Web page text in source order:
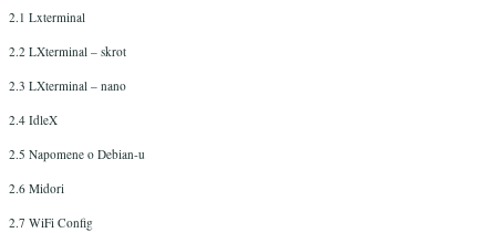
2.1 Lxterminal
2.2 LXterminal – skrot
2.3 LXterminal – nano
2.4 IdleX
2.5 Napomene o Debian-u
2.6 Midori
2.7 WiFi Config